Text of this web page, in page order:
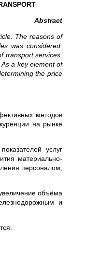
Abstract
The reasons of
was considered.
transport services,
a key element of
the price
методов
на рынке
услуг
материально-
персоналом,
объёма
и